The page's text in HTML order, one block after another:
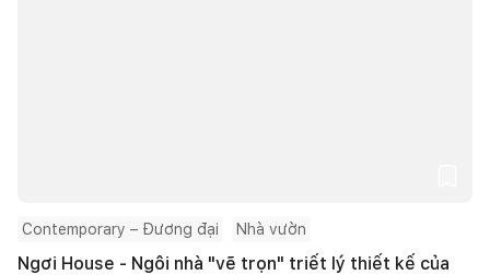
Contemporary – Đương đại Nhà vườn
Ngơi House - Ngôi nhà "vẽ trọn" triết lý thiết kế của